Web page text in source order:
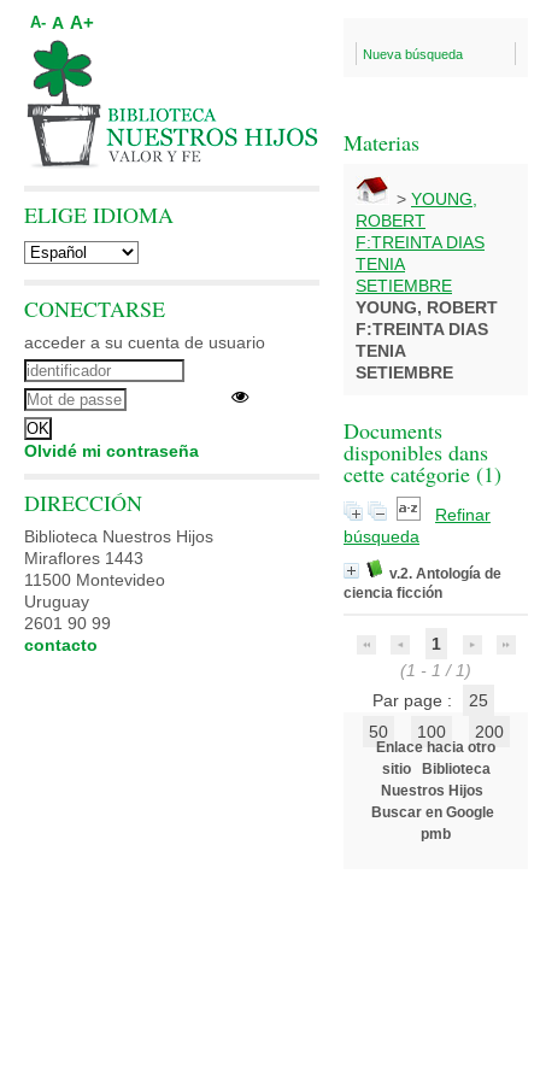
Nueva búsqueda
Materias
> YOUNG,
ROBERT
F:TREINTA DIAS
TENIA
SETIEMBRE
YOUNG, ROBERT
F:TREINTA DIAS
TENIA
SETIEMBRE
Documents
disponibles dans
cette catégorie (1)
Refinar
búsqueda
v.2. Antología de
ciencia ficción
1
(1 - 1 / 1)
Par page :
25
50
100 200
Enlace hacia otro
sitio
Biblioteca
Nuestros Hijos
Buscar en Google
pmb
A- A A+
ELIGE IDIOMA
CONECTARSE
acceder a su cuenta de usuario
Olvidé mi contraseña
DIRECCIÓN
Biblioteca Nuestros Hijos
Miraflores 1443
11500 Montevideo
Uruguay
2601 90 99
contacto